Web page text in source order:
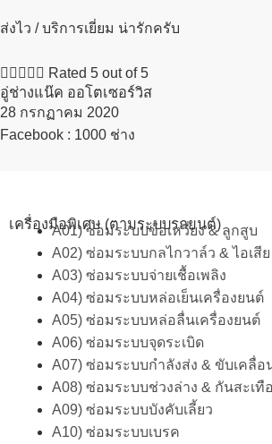
ส่งไว / บริการเยี่ยม น่ารักครับ
     Rated 5 out of 5
อู่ช่างแน๊ค ออโตเซอร์วิส
28 กรกฏาคม 2020​
Facebook : 1000 ช่าง
เครื่องมือพิเศษ (ตามระบบรถยนต์)
A01) ซ่อมระบบข้อเหวี่ยง & ลูกสูบ
A02) ซ่อมระบบกลไกวาล์ว & ไอเสีย
A03) ซ่อมระบบจ่ายเชื้อเพลิง
A04) ซ่อมระบบหล่อเย็นเครื่องยนต์
A05) ซ่อมระบบหล่อลื่นเครื่องยนต์
A06) ซ่อมระบบจุดระเบิด
A07) ซ่อมระบบกำลังส่ง & ขับเคลื่อ
A08) ซ่อมระบบช่วงล่าง & กันสะเทื
A09) ซ่อมระบบบังคับเลี้ยว
A10) ซ่อมระบบเบรค